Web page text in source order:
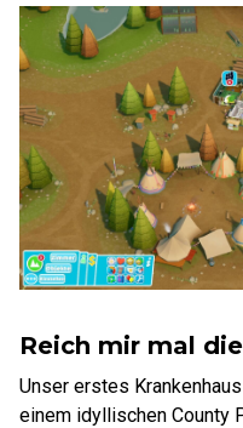
Reich mir mal
Unser erstes
einem idyllischen County